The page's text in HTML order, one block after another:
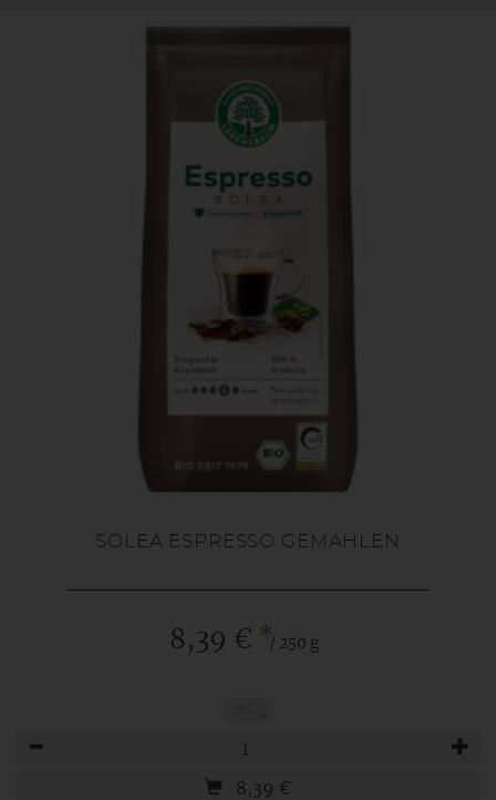
SOLEA ESPRESSO GEMAHLEN
8,39 € */ 250 g
8,39 €